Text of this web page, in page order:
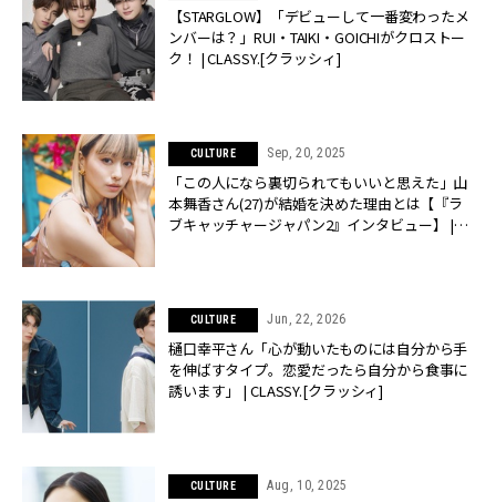
【STARGLOW】「デビューして一番変わったメ
ンバーは？」RUI・TAIKI・GOICHIがクロストー
ク！ | CLASSY.[クラッシィ]
CULTURE Sep, 20, 2025
「この人になら裏切られてもいいと思えた」山
本舞香さん(27)が結婚を決めた理由とは【『ラ
ブキャッチャージャパン2』インタビュー】 |
CULTURE Jun, 22, 2026
樋口幸平さん「心が動いたものには自分から手
を伸ばすタイプ。恋愛だったら自分から食事に
誘います」 | CLASSY.[クラッシィ]
CULTURE Aug, 10, 2025